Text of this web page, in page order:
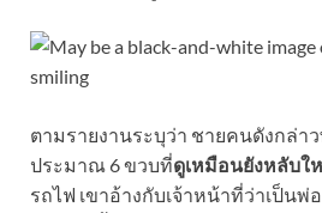
ตามรายงานระบุว่า ชายคนดังกล่า
ประมาณ 6 ขวบที่ดูเหมือนยังหลับใ
รถไฟ เขาอ้างกับเจ้าหน้าที่ว่าเป็นพ่